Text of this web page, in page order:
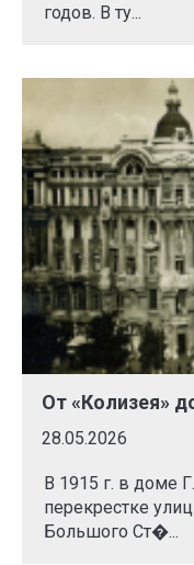
годов. В ту...
От «Колизея»
28.05.2026
В 1915 г. в доме
перекрестке
Большого Ст�...